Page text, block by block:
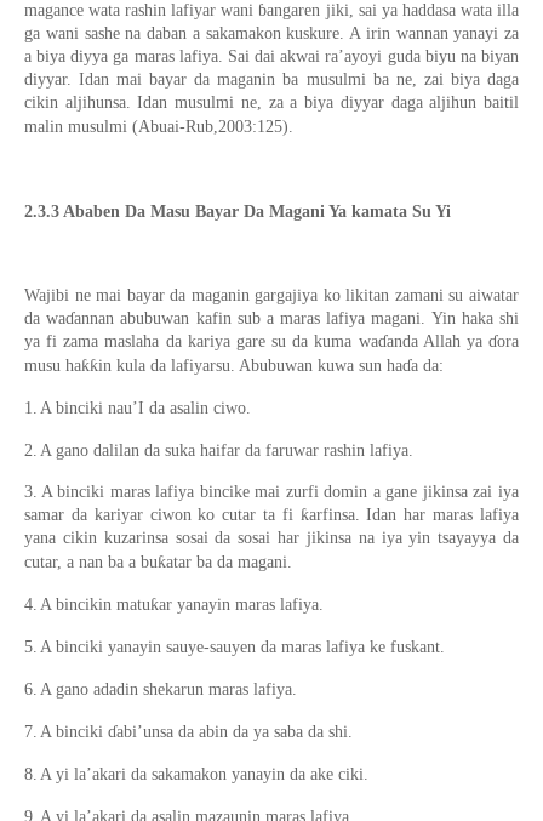
magance wata rashin lafiyar wani ɓangaren jiki, sai ya haddasa wata illa
ga wani sashe na daban a sakamakon kuskure. A irin wannan yanayi za
a biya diyya ga maras lafiya. Sai dai akwai ra’ayoyi guda biyu na biyan
diyyar. Idan mai bayar da maganin ba musulmi ba ne, zai biya daga
cikin aljihunsa. Idan musulmi ne, za a biya diyyar daga aljihun baitil
malin musulmi (Abuai-Rub,2003:125).
2.3.3 Ababen Da Masu Bayar Da Magani Ya kamata Su Yi
Wajibi ne mai bayar da maganin gargajiya ko likitan zamani su aiwatar
da waɗannan abubuwan kafin sub a maras lafiya magani. Yin haka shi
ya fi zama maslaha da kariya gare su da kuma waɗanda Allah ya ɗora
musu haƙƙin kula da lafiyarsu. Abubuwan kuwa sun haɗa da:
1. A binciki nau’I da asalin ciwo.
2. A gano dalilan da suka haifar da faruwar rashin lafiya.
3. A binciki maras lafiya bincike mai zurfi domin a gane jikinsa zai iya
samar da kariyar ciwon ko cutar ta fi ƙarfinsa. Idan har maras lafiya
yana cikin kuzarinsa sosai da sosai har jikinsa na iya yin tsayayya da
cutar, a nan ba a buƙatar ba da magani.
4. A bincikin matuƙar yanayin maras lafiya.
5. A binciki yanayin sauye-sauyen da maras lafiya ke fuskant.
6. A gano adadin shekarun maras lafiya.
7. A binciki ɗabi’unsa da abin da ya saba da shi.
8. A yi la’akari da sakamakon yanayin da ake ciki.
9. A yi la’akari da asalin mazaunin maras lafiya.